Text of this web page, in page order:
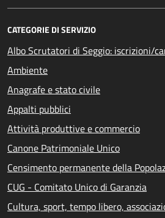
CATEGORIE DI SERVIZIO
Albo Scrutatori di Seggio: iscrizioni/
Ambiente
Anagrafe e stato civile
Appalti pubblici
Attività produttive e commercio
Canone Patrimoniale Unico
Censimento permanente della
CUG - Comitato Unico di Garanzia
Cultura, sport, tempo libero,